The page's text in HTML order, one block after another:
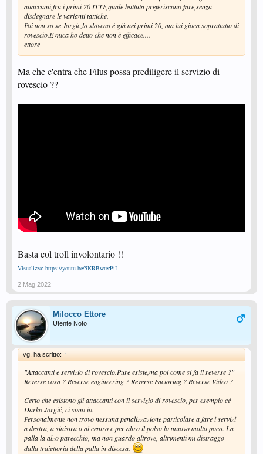
attaccanti,fra i primi 20 ITTF,quale battuta preferiscono fare,senza
disdegnare le varianti tattiche.
Poi non so se Jorgic,lo sloveno è già nei primi 20, ma lui gioca soprattutto di
rovescio.E mica ho detto che non è efficace....
ettore
Ma che c'entra che Filus possa prediligere il servizio di
rovescio ??
Basta col troll involontario !!
Visualizza: https://youtu.be/5KRBwterPiI
2 Mag 2022
Milocco Ettore
Utente Noto
vg. ha scritto: ↑
"Attaccanti e servizio di rovescio.Pure esiste,ma poi come si fa il reverse ?"
Reverse cosa ? Reverse engineering ? Reverse Factoring ? Reverse Video ?
Certo che esistono gli attaccanti con il servizio di rovescio, per esempio cè
Darko Jorgić, ci sono io.
Personalmente non trovo nessuna penalizzazione particolare a fare i servizi
a destra, a sinistra o al centro e per altro il polso lo muovo molto poco. La
palla la alzo parecchio, ma non guardo altrove, altrimenti mi distraggo
dalla traiettoria della palla in discesa.